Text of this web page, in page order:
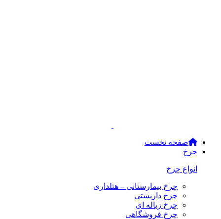
صفحه نخست
چرخ
انواع چرخ
چرخ بیمارستانی – هتلداری
چرخ داربستی
چرخ زباله ای
چرخ فروشگاهی